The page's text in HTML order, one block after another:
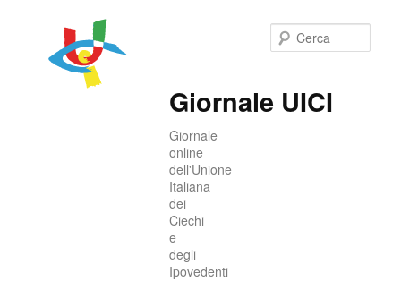
Giornale UICI
Giornale
online
dell'Unione
Italiana
dei
Ciechi
e
degli
Ipovedenti